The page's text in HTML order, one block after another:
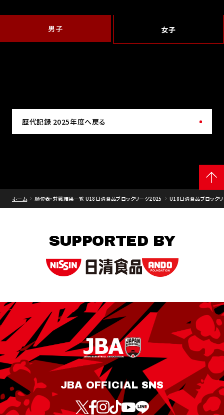
男子 女子
歴代記録 2025年度へ戻る
ホーム 順位表・対戦結果一覧 U18日清食品ブロックリーグ2025 U18日清食品ブロック
SUPPORTED BY
JBA OFFICIAL SNS